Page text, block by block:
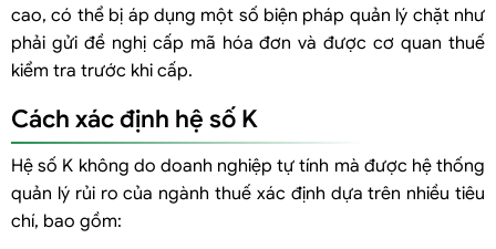
cao, có thể bị áp dụng một số biện pháp quản lý chặt như
phải gửi đề nghị cấp mã hóa đơn và được cơ quan thuế
kiểm tra trước khi cấp.
Cách xác định hệ số K
Hệ số K không do doanh nghiệp tự tính mà được hệ thống
quản lý rủi ro của ngành thuế xác định dựa trên nhiều tiêu
chí, bao gồm: